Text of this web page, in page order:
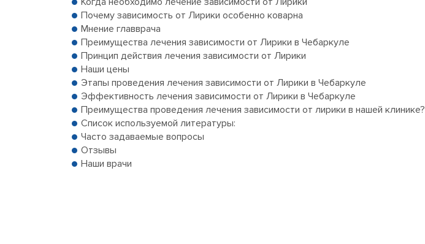
Почему зависимость от Лирики особенно коварна
Мнение главврача
Преимущества лечения зависимости от Лирики в Чебаркуле
Принцип действия лечения зависимости от Лирики
Наши цены
Этапы проведения лечения зависимости от Лирики в Чебаркуле
Эффективность лечения зависимости от Лирики в Чебаркуле
Преимущества проведения лечения зависимости от лирики в нашей клинике?
Список используемой литературы:
Часто задаваемые вопросы
Отзывы
Наши врачи